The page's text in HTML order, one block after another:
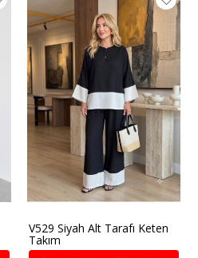
V529 Siyah Alt Tarafı Keten
Takım